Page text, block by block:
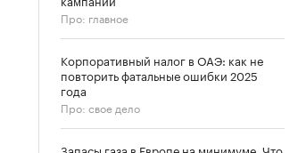
Про: главное
Корпоративный налог в ОАЭ: как не
повторить фатальные ошибки 2025
года
Про: свое дело
Запасы газа в Европе на минимуме. Что